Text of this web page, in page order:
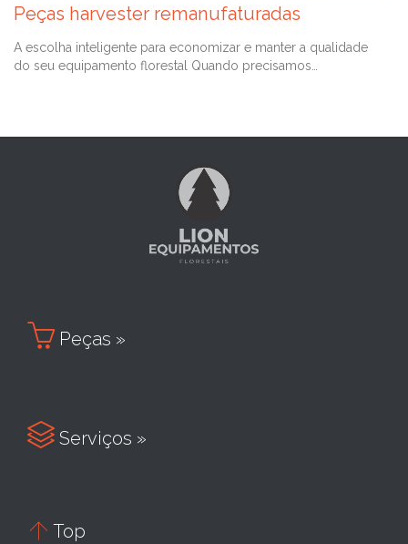
Peças harvester remanufaturadas
A escolha inteligente para economizar e manter a qualidade
do seu equipamento florestal Quando precisamos…
 Peças »
 Serviços »
 Top